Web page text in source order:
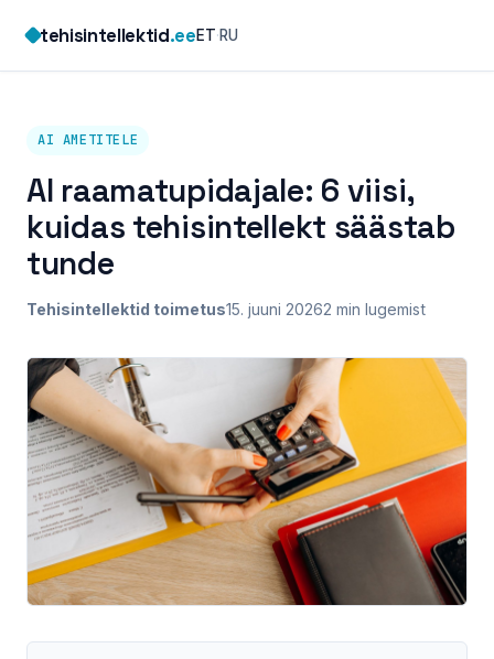
content
tehisintellektid.eeET·RU
AI AMETITELE
AI raamatupidajale: 6 viisi,
kuidas tehisintellekt säästab
tunde
Tehisintellektid toimetus15. juuni 20262 min lugemist